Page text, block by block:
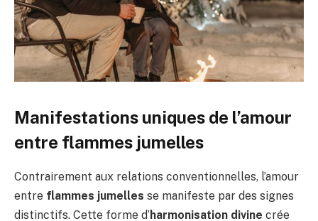
Manifestations uniques de l’amour
entre flammes jumelles
Contrairement aux relations conventionnelles, l’amour
entre flammes jumelles se manifeste par des signes
distinctifs. Cette forme d’harmonisation divine crée